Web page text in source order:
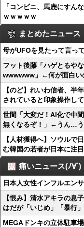
「コンビニ、馬鹿にすん
ｗｗｗｗｗ
まとめたニュース
母がUFOを見たって言っ
フット後藤「ハゲとるや
wwwwww」←何が面白い
【のど】れいわ信者、半
されていると印象操作し
世間「大変だ！AI化で中
無くなるぞ！」←うん…
【人材獲得へ】ソウルで
む韓国の若者が日本に注目
痛いニュース(ﾉ∀`)
日本人女性インフルエン
【恨み】清水アキラの息
はだが「いじめ」「暴行
MEGAドンキの立体駐車